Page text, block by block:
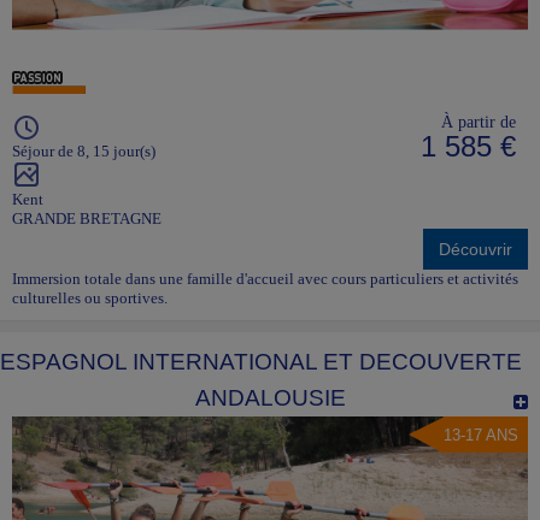
Séjour de 8, 15 jour(s)
Kent
GRANDE BRETAGNE
À partir de
1 585 €
Découvrir
Immersion totale dans une famille d'accueil avec cours particuliers et activités
culturelles ou sportives.
ESPAGNOL INTERNATIONAL ET DECOUVERTE
ANDALOUSIE
13-17 ANS